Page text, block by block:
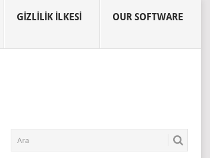
GIZLILIK İLKESI OUR SOFTWARE